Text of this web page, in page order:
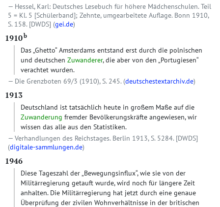
Hessel, Karl: Deutsches Lesebuch für höhere Mädchenschulen. Teil
5 = Kl. 5 [Schülerband]; Zehnte, umgearbeitete Auflage. Bonn 1910,
S. 158. [DWDS] (gei.de)
1910b
Das „Ghetto“ Amsterdams entstand erst durch die polnischen
und deutschen Zuwanderer, die aber von den „Portugiesen“
verachtet wurden.
Die Grenzboten 69/3 (1910), S. 245. (deutschestextarchiv.de)
1913
Deutschland ist tatsächlich heute in großem Maße auf die
Zuwanderung fremder Bevölkerungskräfte angewiesen, wir
wissen das alle aus den Statistiken.
Verhandlungen des Reichstages. Berlin 1913, S. 5284. [DWDS]
(digitale-sammlungen.de)
1946
Diese Tageszahl der „Bewegungsinflux“, wie sie von der
Militärregierung getauft wurde, wird noch für längere Zeit
anhalten. Die Militärregierung hat jetzt durch eine genaue
Überprüfung der zivilen Wohnverhältnisse in der britischen